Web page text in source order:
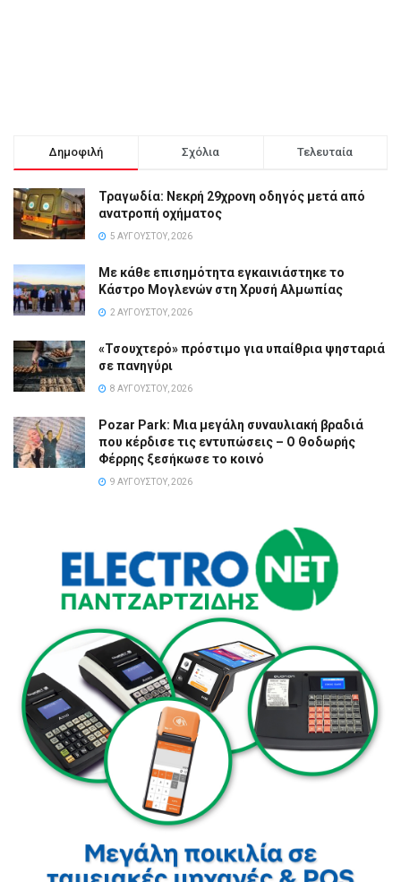
Δημοφιλή Σχόλια Τελευταία
Τραγωδία: Νεκρή 29χρονη οδηγός μετά από
ανατροπή οχήματος
5 ΑΥΓΟΎΣΤΟΥ, 2026
Με κάθε επισημότητα εγκαινιάστηκε το
Κάστρο Μογλενών στη Χρυσή Αλμωπίας
2 ΑΥΓΟΎΣΤΟΥ, 2026
«Τσουχτερό» πρόστιμο για υπαίθρια ψησταριά
σε πανηγύρι
8 ΑΥΓΟΎΣΤΟΥ, 2026
Pozar Park: Μια μεγάλη συναυλιακή βραδιά
που κέρδισε τις εντυπώσεις – Ο Θοδωρής
Φέρρης ξεσήκωσε το κοινό
9 ΑΥΓΟΎΣΤΟΥ, 2026